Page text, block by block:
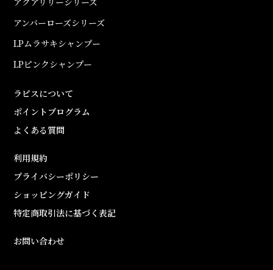
アンバーローズシリーズ
LPムラサキシャンプー
LPピンクシャンプー
ラピスについて
ポイントプログラム
よくある質問
利用規約
プライバシーポリシー
ショッピングガイド
特定商取引法に基づく表記
お問い合わせ